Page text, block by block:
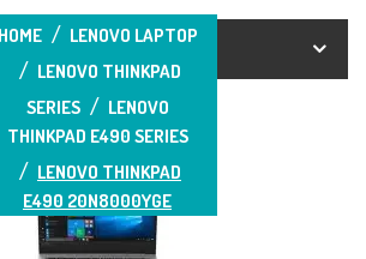
HOME
LENOVO LAPTOP
LENOVO THINKPAD
SERIES
LENOVO
THINKPAD E490 SERIES
LENOVO THINKPAD
E490 20N8000YGE